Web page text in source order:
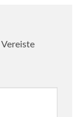
Vereiste